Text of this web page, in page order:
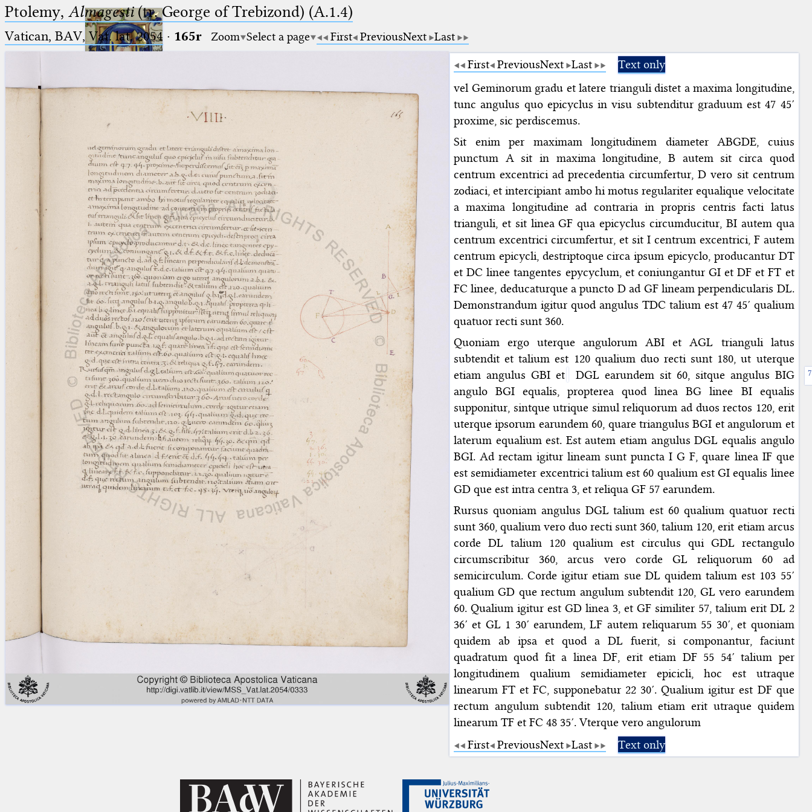
Ptolemaeus
Arabus et Latinus
(the underscore) is the placeholder
for exactly one character.
(the percent sign) is the
placeholder for no, one or more
than one character.
(two percent signs) is the
placeholder for no, one or more
than one character, but not for
blank space (so that a search ends
at word boundaries).
🔎︎
Start
Project
Team
News
Jobs
Publications
Conference
Arabic Works
Arabic Manuscripts
Latin Works
Latin Manuscripts
Latin Early Prints
Images
Texts
beta Glossary
Resources
Licenses · FAQ Contact
Impressum
· 2013
Ptolemy, Almagesti(tr. George of Trebizond) (A.1.4)
Vatican, BAV, Vat. lat. 2054 · 165r Zoom Select a page First PreviousNext Last
First PreviousNext Last
Text only
vel Geminorum gradu et latere trianguli distet a maxima longitudine,
tunc angulus quo epicyclus in visu subtenditur graduum est 47 45′
proxime, sic perdiscemus.
Sit enim per maximam longitudinem diameter ABGDE, cuius
punctum A sit in maxima longitudine, B autem sit circa quod
centrum excentrici ad precedentia circumfertur, D vero sit centrum
zodiaci, et intercipiant ambo hi motus regulariter equalique velocitate
a maxima longitudine ad contraria in propris centris facti latus
trianguli, et sit linea GF qua epicyclus circumducitur, BI autem qua
centrum excentrici circumfertur, et sit I centrum excentrici, F autem
centrum epicycli, destriptoque circa ipsum epicyclo, producantur DT
et DC linee tangentes epycyclum, et coniungantur GI et DF et FT et
FC linee, deducaturque a puncto D ad GF lineam perpendicularis DL.
Demonstrandum igitur quod angulus TDC talium est 47 45′ qualium
quatuor recti sunt 360.
Quoniam ergo uterque angulorum ABI et AGL trianguli latus
subtendit et talium est 120 qualium duo recti sunt 180, ut uterque
etiam angulus GBI et
DGL earundem sit 60, sitque angulus BIG
angulo BGI equalis, propterea quod linea BG linee BI equalis
supponitur, sintque utrique simul reliquorum ad duos rectos 120, erit
uterque ipsorum earundem 60, quare triangulus BGI et angulorum et
laterum equalium est. Est autem etiam angulus DGL equalis angulo
BGI. Ad rectam igitur lineam sunt puncta I G F, quare linea IF que
est semidiameter excentrici talium est 60 qualium est GI equalis linee
GD que est intra centra 3, et reliqua GF 57 earundem.
Rursus quoniam angulus DGL talium est 60 qualium quatuor recti
sunt 360, qualium vero duo recti sunt 360, talium 120, erit etiam arcus
corde DL talium 120 qualium est circulus qui GDL rectangulo
circumscribitur 360, arcus vero corde GL reliquorum 60 ad
semicirculum. Corde igitur etiam sue DL quidem talium est 103 55′
qualium GD que rectum angulum subtendit 120, GL vero earundem
60. Qualium igitur est GD linea 3, et GF similiter 57, talium erit DL 2
36′ et GL 1 30′ earundem, LF autem reliquarum 55 30′, et quoniam
quidem ab ipsa et quod a DL fuerit, si componantur, faciunt
quadratum quod fit a linea DF, erit etiam DF 55 54′ talium per
longitudinem qualium semidiameter epicicli, hoc est utraque
linearum FT et FC, supponebatur 22 30′. Qualium igitur est DF que
rectum angulum subtendit 120, talium etiam erit utraque quidem
linearum TF et FC 48 35′. Vterque vero angulorum
First PreviousNext Last Text only